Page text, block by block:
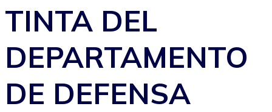
TINTA DEL
DEPARTAMENTO
DE DEFENSA